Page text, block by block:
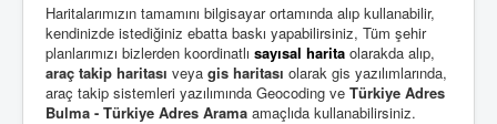
Haritalarımızın tamamını bilgisayar ortamında alıp kullanabilir,
kendinizde istediğiniz ebatta baskı yapabilirsiniz, Tüm şehir
planlarımızı bizlerden koordinatlı sayısal harita olarakda alıp,
araç takip haritası veya gis haritası olarak gis yazılımlarında,
araç takip sistemleri yazılımında Geocoding ve Türkiye Adres
Bulma - Türkiye Adres Arama amaçlıda kullanabilirsiniz.